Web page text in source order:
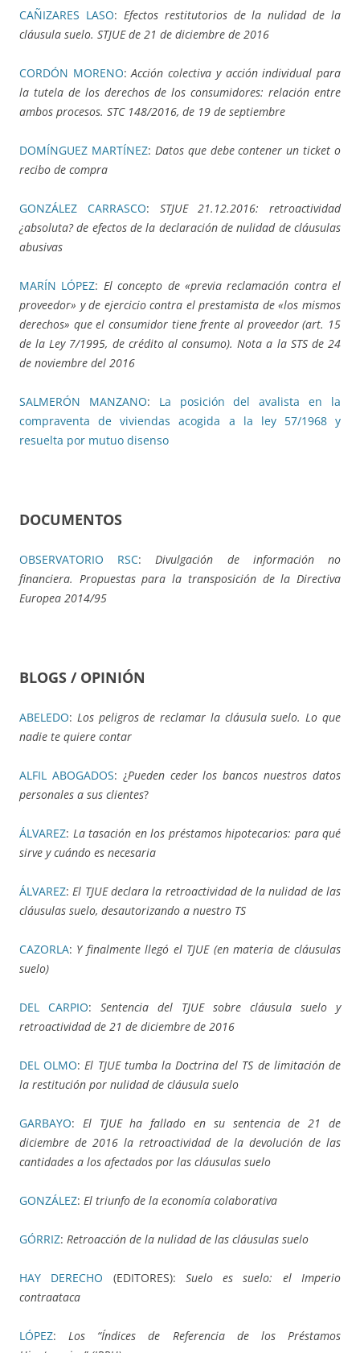
CAÑIZARES LASO: Efectos restitutorios de la nulidad de la
cláusula suelo. STJUE de 21 de diciembre de 2016
CORDÓN MORENO:Acción colectiva y acción individual para
la tutela de los derechos de los consumidores: relación entre
ambos procesos. STC 148/2016, de 19 de septiembre
DOMÍNGUEZ MARTÍNEZ: Datos que debe contener un ticket o
recibo de compra
GONZÁLEZ CARRASCO: STJUE 21.12.2016: retroactividad
¿absoluta? de efectos de la declaración de nulidad de cláusulas
abusivas
MARÍN LÓPEZ: El concepto de «previa reclamación contra el
proveedor» y de ejercicio contra el prestamista de «los mismos
derechos» que el consumidor tiene frente al proveedor (art. 15
de la Ley 7/1995, de crédito al consumo). Nota a la STS de 24
de noviembre del 2016
SALMERÓN MANZANO: La posición del avalista en la
compraventa de viviendas acogida a la ley 57/1968 y
resuelta por mutuo disenso
DOCUMENTOS
OBSERVATORIO RSC:Divulgación de información no
financiera. Propuestas para la transposición de la Directiva
Europea 2014/95
BLOGS / OPINIÓN
ABELEDO: Los peligros de reclamar la cláusula suelo. Lo que
nadie te quiere contar
ALFIL ABOGADOS: ¿Pueden ceder los bancos nuestros datos
personales a sus clientes?
ÁLVAREZ: La tasación en los préstamos hipotecarios: para qué
sirve y cuándo es necesaria
ÁLVAREZ:El TJUE declara la retroactividad de la nulidad de las
cláusulas suelo, desautorizando a nuestro TS
CAZORLA: Y finalmente llegó el TJUE (en materia de cláusulas
suelo)
DEL CARPIO: Sentencia del TJUE sobre cláusula suelo y
retroactividad de 21 de diciembre de 2016
DEL OLMO:El TJUE tumba la Doctrina del TS de limitación de
la restitución por nulidad de cláusula suelo
GARBAYO: El TJUE ha fallado en su sentencia de 21 de
diciembre de 2016 la retroactividad de la devolución de las
cantidades a los afectados por las cláusulas suelo
GONZÁLEZ: El triunfo de la economía colaborativa
GÓRRIZ: Retroacción de la nulidad de las cláusulas suelo
HAY DERECHO (EDITORES): Suelo es suelo: el Imperio
contraataca
LÓPEZ:Los “Índices de Referencia de los Préstamos